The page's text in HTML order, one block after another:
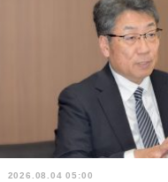
2026.08.04 05:00